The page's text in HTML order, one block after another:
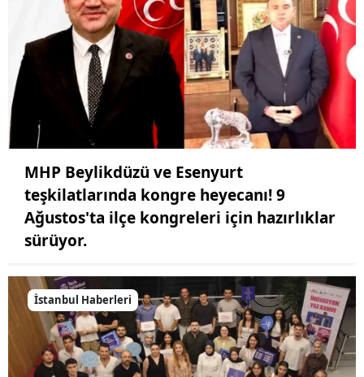
MHP Beylikdüzü ve Esenyurt
teşkilatlarında kongre heyecanı! 9
Ağustos'ta ilçe kongreleri için hazırlıklar
sürüyor.
İstanbul Haberleri